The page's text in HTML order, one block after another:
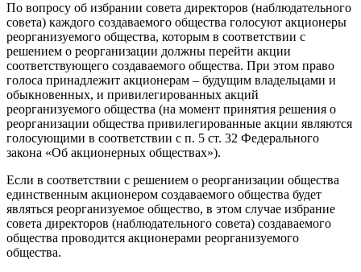
По вопросу об избрании совета директоров (наблюдательного
совета) каждого создаваемого общества голосуют акционеры
реорганизуемого общества, которым в соответствии с
решением о реорганизации должны перейти акции
соответствующего создаваемого общества. При этом право
голоса принадлежит акционерам – будущим владельцами и
обыкновенных, и привилегированных акций
реорганизуемого общества (на момент принятия решения о
реорганизации общества привилегированные акции являются
голосующими в соответствии с п. 5 ст. 32 Федерального
закона «Об акционерных обществах»).
Если в соответствии с решением о реорганизации общества
единственным акционером создаваемого общества будет
являться реорганизуемое общество, в этом случае избрание
совета директоров (наблюдательного совета) создаваемого
общества проводится акционерами реорганизуемого
общества.